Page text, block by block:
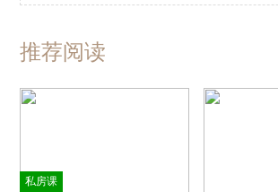
推荐阅读
私房课